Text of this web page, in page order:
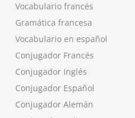
Vocabulario francés
Gramática francesa
Vocabulario en español
Conjugador Francés
Conjugador Inglés
Conjugador Español
Conjugador Alemán